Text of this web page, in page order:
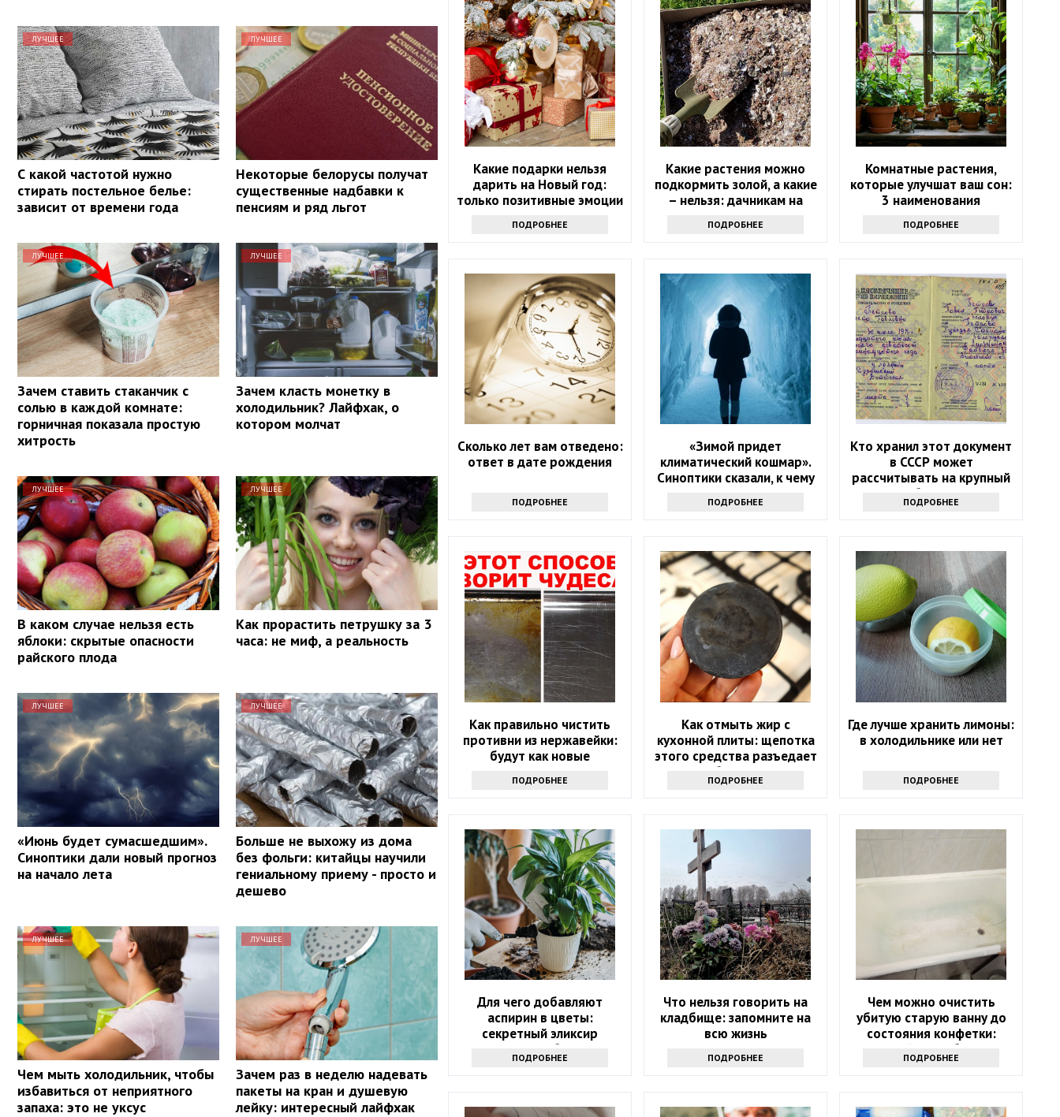
ЛУЧШЕЕ
С какой частотой нужно
стирать постельное белье:
зависит от времени года
ЛУЧШЕЕ
Некоторые белорусы получат
существенные надбавки к
пенсиям и ряд льгот
ЛУЧШЕЕ
Зачем ставить стаканчик с
солью в каждой комнате:
горничная показала простую
хитрость
ЛУЧШЕЕ
Зачем класть монетку в
холодильник? Лайфхак, о
котором молчат
ЛУЧШЕЕ
В каком случае нельзя есть
яблоки: скрытые опасности
райского плода
ЛУЧШЕЕ
Как прорастить петрушку за 3
часа: не миф, а реальность
ЛУЧШЕЕ
«Июнь будет сумасшедшим».
Синоптики дали новый прогноз
на начало лета
ЛУЧШЕЕ
Больше не выхожу из дома
без фольги: китайцы научили
гениальному приему - просто и
дешево
ЛУЧШЕЕ
Чем мыть холодильник, чтобы
избавиться от неприятного
запаха: это не уксус
ЛУЧШЕЕ
Зачем раз в неделю надевать
пакеты на кран и душевую
лейку: интересный лайфхак
Какие подарки нельзя
дарить на Новый год:
только позитивные эмоции
ПОДРОБНЕЕ
Какие растения можно
подкормить золой, а какие
– нельзя: дачникам на
ПОДРОБНЕЕ
Комнатные растения,
которые улучшат ваш сон:
3 наименования
ПОДРОБНЕЕ
Сколько лет вам отведено:
ответ в дате рождения
ПОДРОБНЕЕ
«Зимой придет
климатический кошмар».
Синоптики сказали, к чему
ПОДРОБНЕЕ
Кто хранил этот документ
в СССР может
рассчитывать на крупный
бонус
ПОДРОБНЕЕ
Как правильно чистить
противни из нержавейки:
будут как новые
ПОДРОБНЕЕ
Как отмыть жир с
кухонной плиты: щепотка
этого средства разъедает
любую грязь
ПОДРОБНЕЕ
Где лучше хранить лимоны:
в холодильнике или нет
ПОДРОБНЕЕ
Для чего добавляют
аспирин в цветы:
секретный эликсир
долголетия букетов
ПОДРОБНЕЕ
Что нельзя говорить на
кладбище: запомните на
всю жизнь
ПОДРОБНЕЕ
Чем можно очистить
убитую старую ванну до
состояния конфетки:
дешевый способ спасти
санузел
ПОДРОБНЕЕ